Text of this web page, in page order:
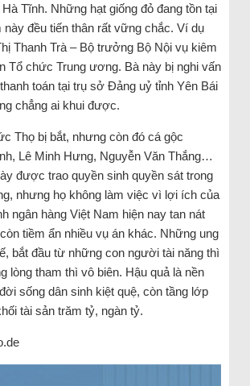
Tĩnh. Những hạt giống đỏ đang tồn tại
này đều tiến thân rất vững chắc. Ví dụ
Thanh Trà – Bộ trưởng Bộ Nội vụ kiêm
Tổ chức Trung ương. Bà này bị nghi vấn
toán tại trụ sở Đảng uỷ tỉnh Yên Bái
chẳng ai khui được.
Thọ bị bắt, nhưng còn đó cá gộc
Lê Minh Hưng, Nguyễn Văn Thắng…
được trao quyền sinh quyền sát trong
nhưng họ không làm việc vì lợi ích của
ngân hàng Việt Nam hiện nay tan nát
tiềm ẩn nhiều vụ án khác. Những ung
bắt đầu từ những con người tài năng thì
lòng tham thì vô biên. Hậu quả là nền
sống dân sinh kiệt quệ, còn tầng lớp
tài sản trăm tỷ, ngàn tỷ.